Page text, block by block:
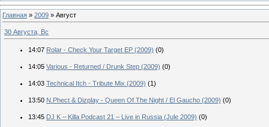
Главная » 2009 » Август
30 Августа, Вс
14:07 Rolar - Check Your Target EP (2009) (0)
14:05 Various - Returned / Drunk Step (2009) (0)
14:03 Technical Itch - Tribute Mix (2009) (1)
13:50 N.Phect & Dizplay - Queen Of The Night / El Gaucho (2009) (0)
13:45 DJ K – Killa Podcast 21 – Live in Russia (Jule 2009) (0)